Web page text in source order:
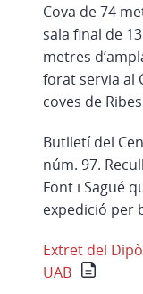
Cova de 74
sala final de
metres
forat servia al
coves de
Butlletí del
núm. 97.
Font i Sagué
expedició per
Extret del
UAB